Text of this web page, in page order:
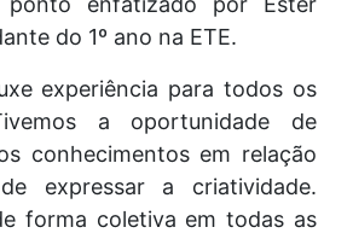
do 1º ano na ETE.
experiência para todos os
a oportunidade de
conhecimentos em relação
expressar a criatividade.
forma coletiva em todas as